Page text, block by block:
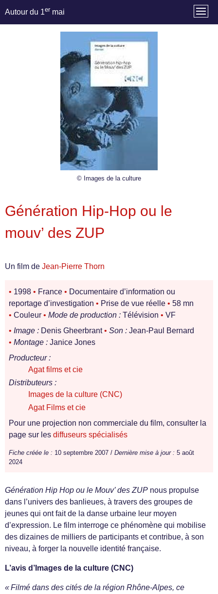
Autour du 1er mai
© Images de la culture
Génération Hip-Hop ou le
mouv’ des ZUP
Un film de Jean-Pierre Thorn
• 1998 • France • Documentaire d’information ou
reportage d’investigation • Prise de vue réelle • 58 mn
• Couleur • Mode de production : Télévision • VF
• Image : Denis Gheerbrant• Son : Jean-Paul Bernard
• Montage : Janice Jones
Producteur :
Agat films et cie
Distributeurs :
Images de la culture (CNC)
Agat Films et cie
Pour une projection non commerciale du film, consulter la
page sur les diffuseurs spécialisés
Fiche créée le : 10 septembre 2007 / Dernière mise à jour : 5 août
2024
Génération Hip Hop ou le Mouv’ des ZUP nous propulse
dans l’univers des banlieues, à travers des groupes de
jeunes qui ont fait de la danse urbaine leur moyen
d’expression. Le film interroge ce phénomène qui mobilise
des dizaines de milliers de participants et contribue, à son
niveau, à forger la nouvelle identité française.
L’avis d’Images de la culture (CNC)
« Filmé dans des cités de la région Rhône-Alpes, ce